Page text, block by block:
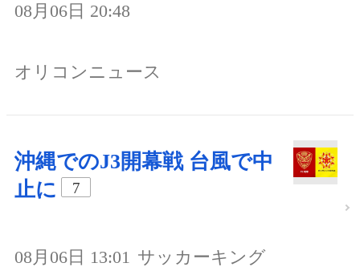
08月06日 20:48
オリコンニュース
沖縄でのJ3開幕戦 台風で中
止に
7
08月06日 13:01 サッカーキング